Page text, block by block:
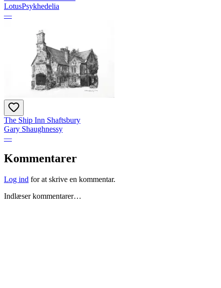
LotusPsykhedelia
—
The Ship Inn Shaftsbury
Gary Shaughnessy
—
Kommentarer
Log ind for at skrive en kommentar.
Indlæser kommentarer…